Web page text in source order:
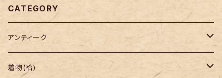
CATEGORY
アンティーク
着物
着物(袷)